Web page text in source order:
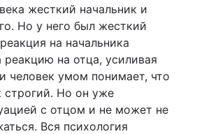
жесткий начальник и
Но у него был жесткий
на начальника
реакцию на отца, усиливая
человек умом понимает, что
строгий. Но он уже
с отцом и не может не
Вся психология